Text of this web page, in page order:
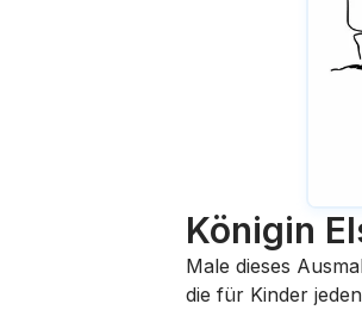
Königin
Male dieses
die für Kinder